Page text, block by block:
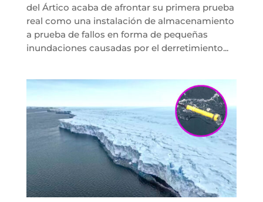
del Ártico acaba de afrontar su primera prueba
real como una instalación de almacenamiento
a prueba de fallos en forma de pequeñas
inundaciones causadas por el derretimiento...